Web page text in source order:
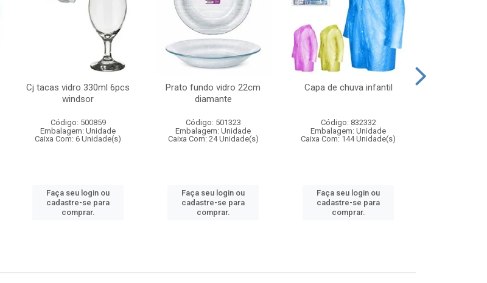
Cj tacas vidro 330ml 6pcs
windsor
Código: 500859
Embalagem: Unidade
Caixa Com: 6 Unidade(s)
Faça seu login ou
cadastre-se para
comprar.
Prato fundo vidro 22cm
diamante
Código: 501323
Embalagem: Unidade
Caixa Com: 24 Unidade(s)
Faça seu login ou
cadastre-se para
comprar.
Capa de chuva infantil
Código: 832332
Embalagem: Unidade
Caixa Com: 144 Unidade(s)
Faça seu login ou
cadastre-se para
comprar.